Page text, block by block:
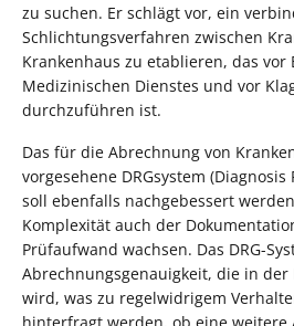
zu suchen. Er schlägt vor, ein
Schlichtungsverfahren zwischen
Krankenhaus zu etablieren, das vor
Medizinischen Dienstes und vor
durchzuführen ist.
Das für die Abrechnung von
vorgesehene DRGsystem
soll ebenfalls nachgebessert
Komplexität auch der
Prüfaufwand wachsen. Das DRG-
Abrechnungsgenauigkeit, die in
wird, was zu regelwidrigem
hinterfragt werden, ob eine weitere